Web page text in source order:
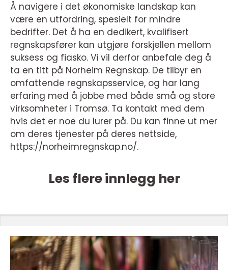
Å navigere i det økonomiske landskap kan
være en utfordring, spesielt for mindre
bedrifter. Det å ha en dedikert, kvalifisert
regnskapsfører kan utgjøre forskjellen mellom
suksess og fiasko. Vi vil derfor anbefale deg å
ta en titt på Norheim Regnskap. De tilbyr en
omfattende regnskapsservice, og har lang
erfaring med å jobbe med både små og store
virksomheter i Tromsø. Ta kontakt med dem
hvis det er noe du lurer på. Du kan finne ut mer
om deres tjenester på deres nettside,
https://norheimregnskap.no/.
Les flere innlegg her